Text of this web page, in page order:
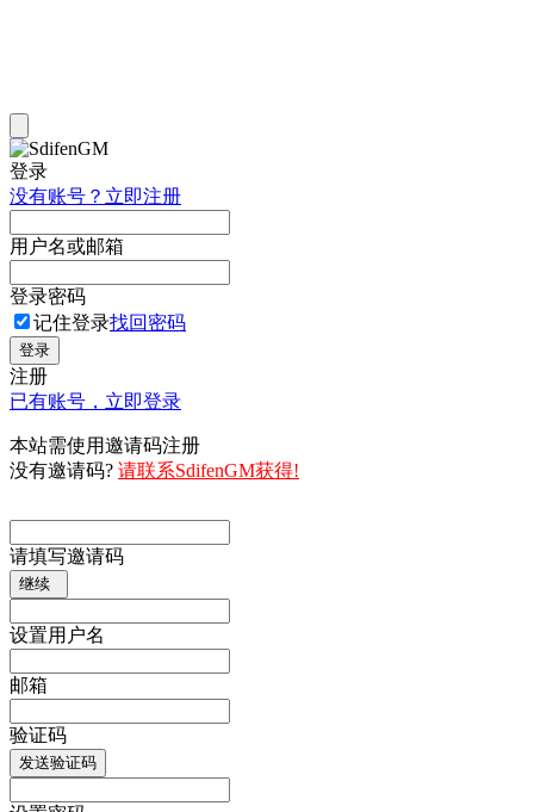
登录
没有账号？立即注册
用户名或邮箱
登录密码
记住登录找回密码
登录
注册
已有账号，立即登录
本站需使用邀请码注册
没有邀请码? 请联系SdifenGM获得!
请填写邀请码
继续
设置用户名
邮箱
验证码
发送验证码